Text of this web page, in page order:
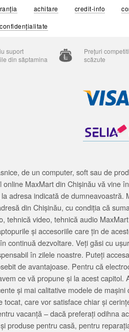
achitare credit-info
suport
din săptamina
Prețuri
scăzute
de un computer, soft sau de
MaxMart din Chișinău vă vine
adresa indicată de
din Chișinău, cu condiția că
tehnică video, tehnică audio
și accesoriile care țin de
continuă dezvoltare. Veți găsi cu
în zilele noastre. Puteți
de avantajoase. Pentru că
ce vă propune și la acest
și mai calitative modele de
tocat, care vor satisface chiar și
vacanță – dacă preferați odihna
produse pentru casă, pentru